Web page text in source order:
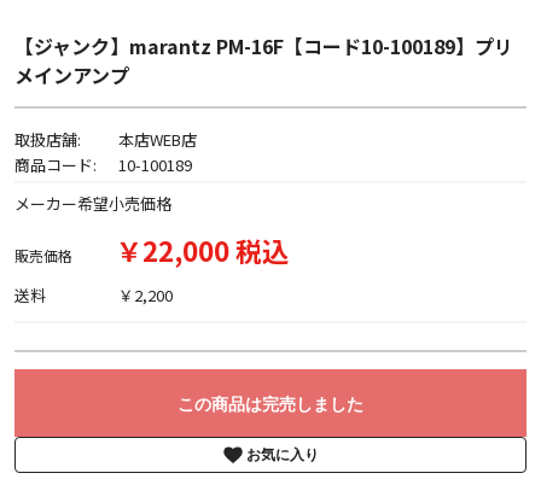
【ジャンク】marantz PM-16F【コード10-100189】プリ
メインアンプ
取扱店舗:
本店WEB店
商品コード:
10-100189
メーカー希望小売価格
販売価格 ￥22,000 税込
送料 ￥2,200
この商品は完売しました
お気に入り